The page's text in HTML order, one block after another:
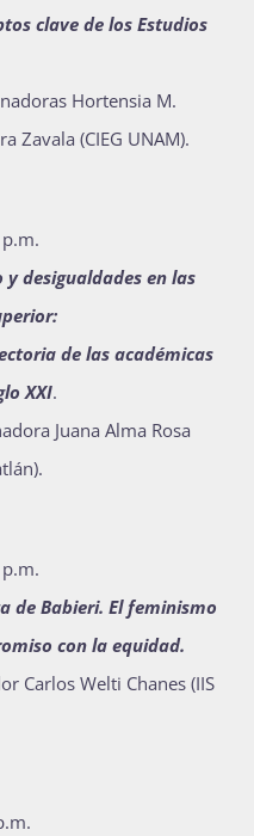
clave de los Estudios
Hortensia M.
Zavala (CIEG UNAM).
y desigualdades en las
de las académicas
XXI.
Juana Alma Rosa
de Babieri. El feminismo
con la equidad.
Carlos Welti Chanes (IIS